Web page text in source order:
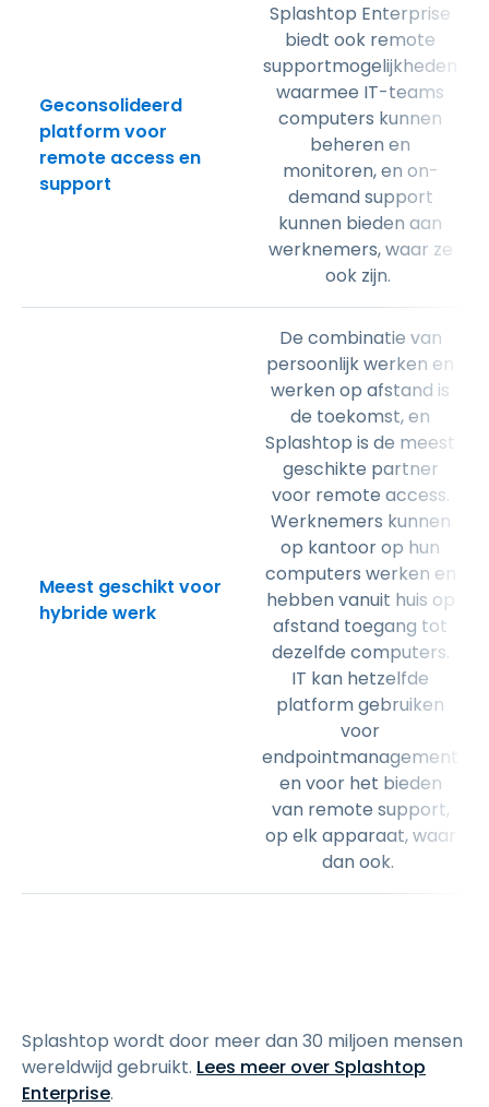
Geconsolideerd
platform voor
remote access en
support
Splashtop Enterprise
biedt ook remote
supportmogelijkheden
waarmee IT-teams
computers kunnen
beheren en
monitoren, en on-
demand support
kunnen bieden aan
werknemers, waar ze
ook zijn.
Meest geschikt voor
hybride werk
De combinatie van
persoonlijk werken en
werken op afstand is
de toekomst, en
Splashtop is de meest
geschikte partner
voor remote access.
Werknemers kunnen
op kantoor op hun
computers werken en
hebben vanuit huis op
afstand toegang tot
dezelfde computers.
IT kan hetzelfde
platform gebruiken
voor
endpointmanagement
en voor het bieden
van remote support,
op elk apparaat, waar
dan ook.
Splashtop wordt door meer dan 30 miljoen mensen
wereldwijd gebruikt. Lees meer over Splashtop
Enterprise.